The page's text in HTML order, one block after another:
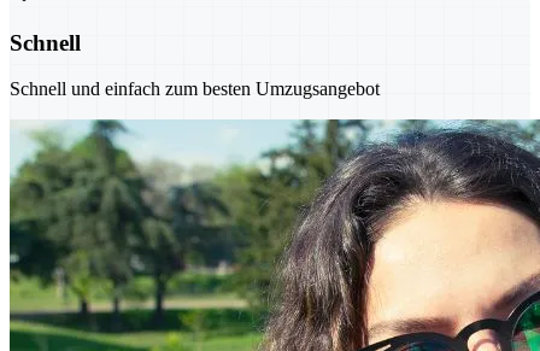
Schnell
Schnell und einfach zum besten Umzugsangebot